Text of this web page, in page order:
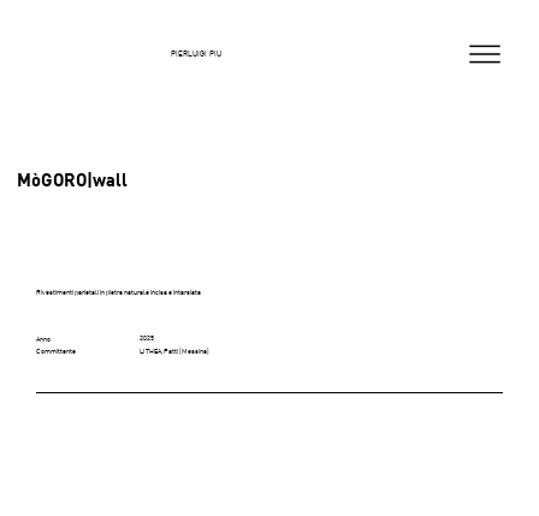
PIERLUIGI PIU
MòGORO|wall
Rivestimenti parietali in pietra naturale incisa e intarsiata
Anno
2025
Committente
LITHEA, Patti (Messina)